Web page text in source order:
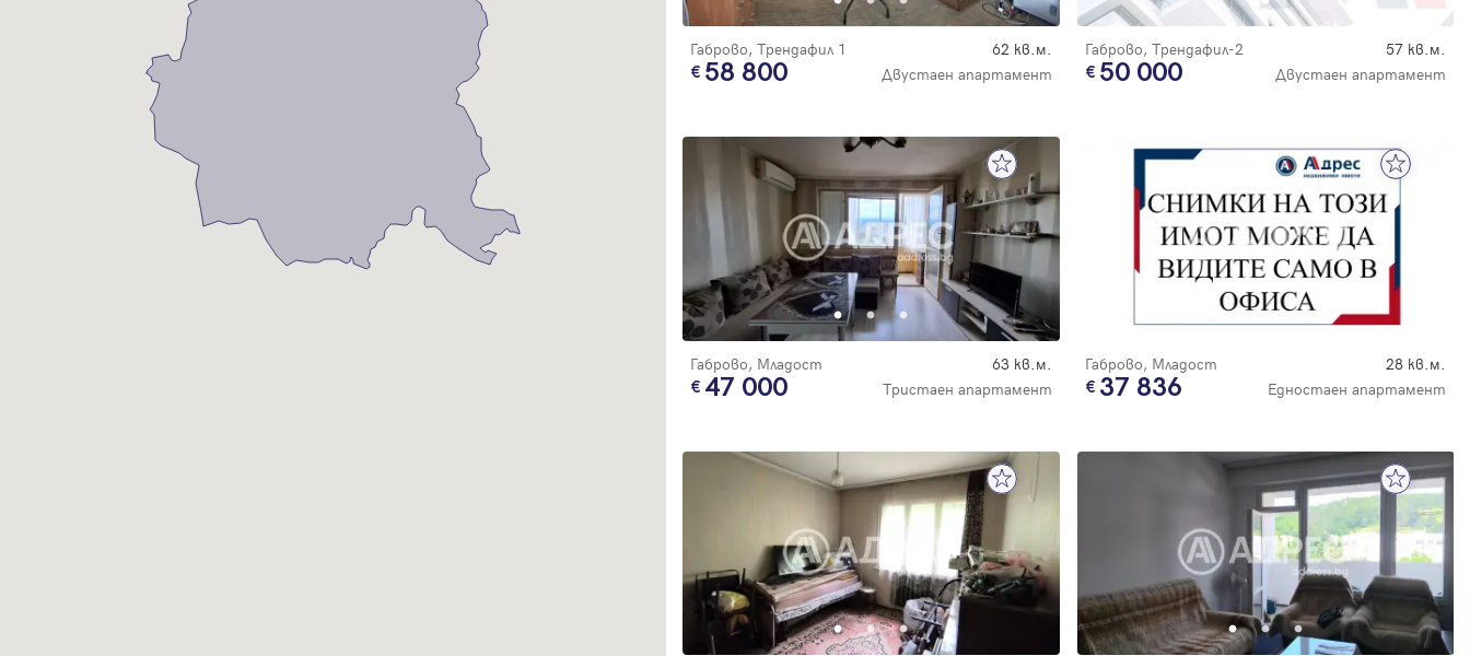
Габрово, Трендафил 1 62 кв.м.
58 800 Двустаен апартамент
Габрово, Трендафил-2 57 кв.м.
50 000 Двустаен апартамент
Габрово, Младост 63 кв.м.
47 000 Тристаен апартамент
Габрово, Младост 28 кв.м.
37 836 Едностаен апартамент
Забравена парола